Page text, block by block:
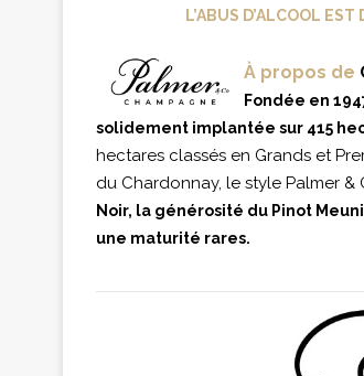
L’ABUS D’ALCOOL
À propos de
Fondée en
solidement implantée sur 415
hectares classés en Grands et
du Chardonnay, le style Palmer
Noir, la générosité du Pinot
une maturité rares.